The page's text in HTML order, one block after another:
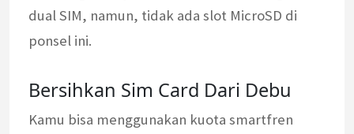
dual SIM, namun, tidak ada slot MicroSD di
ponsel ini.
Bersihkan Sim Card Dari Debu
Kamu bisa menggunakan kuota smartfren